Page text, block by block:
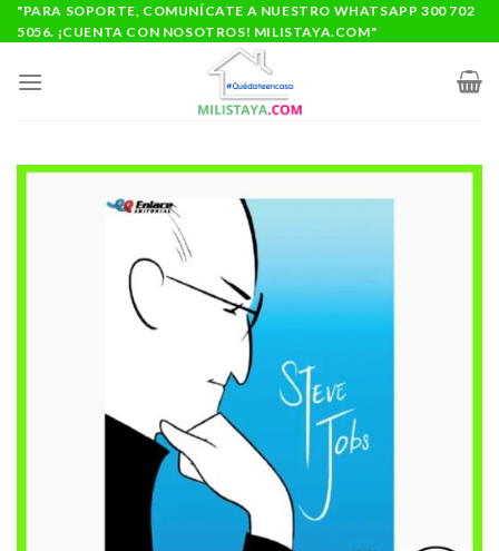
Saltar
al
"PARA SOPORTE, COMUNÍCATE A NUESTRO WHATSAPP 300 702
5056. ¡CUENTA CON NOSOTROS! MILISTAYA.COM"